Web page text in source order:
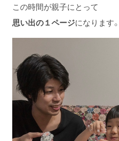
この時間が親子にとって
思い出の１ページになります。